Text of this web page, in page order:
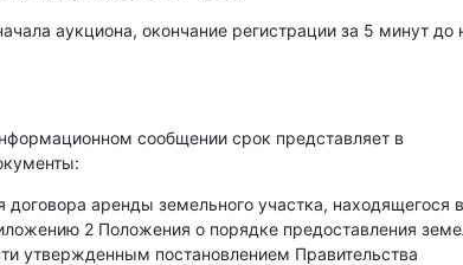
аукциона, окончание регистрации за 5 минут до
сообщении срок представляет в
аренды земельного участка, находящегося в
2 Положения о порядке предоставления
утвержденным постановлением Правительства